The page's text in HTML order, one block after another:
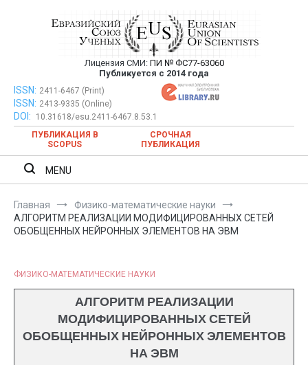
Евразийский Союз Ученых —
публикация научных статей в
ежемесячном научном журнале
Лицензия СМИ: ПИ № ФС77-63060
Публикуется с 2014 года
Евразийский Союз Ученых — публикация научных статей в
ежемесячном научном журнале
ISSN: 2411-6467 (Print)
ISSN: 2413-9335 (Online)
DOI:
10.31618/esu.2411-6467.8.53.1
ПУБЛИКАЦИЯ В
SCOPUS
СРОЧНАЯ
ПУБЛИКАЦИЯ
MENU
Главная
Физико-математические науки
АЛГОРИТМ РЕАЛИЗАЦИИ МОДИФИЦИРОВАННЫХ СЕТЕЙ
ОБОБЩЕННЫХ НЕЙРОННЫХ ЭЛЕМЕНТОВ НА ЭВМ
ФИЗИКО-МАТЕМАТИЧЕСКИЕ НАУКИ
АЛГОРИТМ РЕАЛИЗАЦИИ
МОДИФИЦИРОВАННЫХ СЕТЕЙ
ОБОБЩЕННЫХ НЕЙРОННЫХ ЭЛЕМЕНТОВ
НА ЭВМ